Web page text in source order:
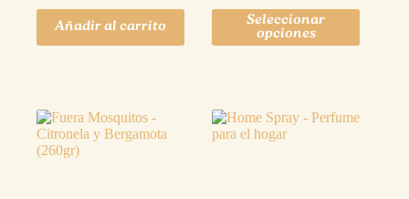
Añadir al carrito
Seleccionar
opciones